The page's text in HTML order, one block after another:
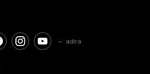
– adira